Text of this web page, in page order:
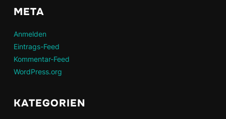
META
Anmelden
Eintrags-Feed
Kommentar-Feed
WordPress.org
KATEGORIEN